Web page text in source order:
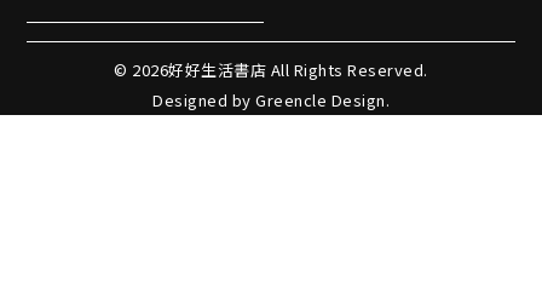
© 2026好好生活書店 All Rights Reserved.
Designed by Greencle Design.